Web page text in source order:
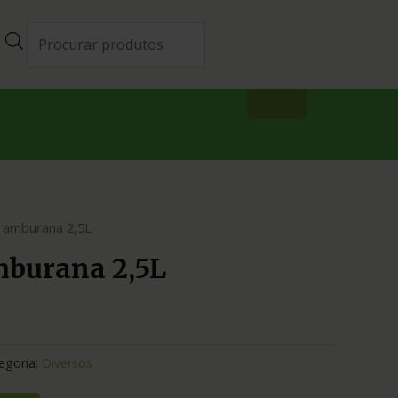
2,5L
2,5L
Diversos